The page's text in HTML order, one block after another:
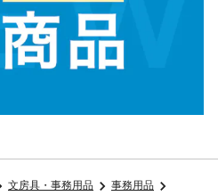
文房具・事務用品
事務用品